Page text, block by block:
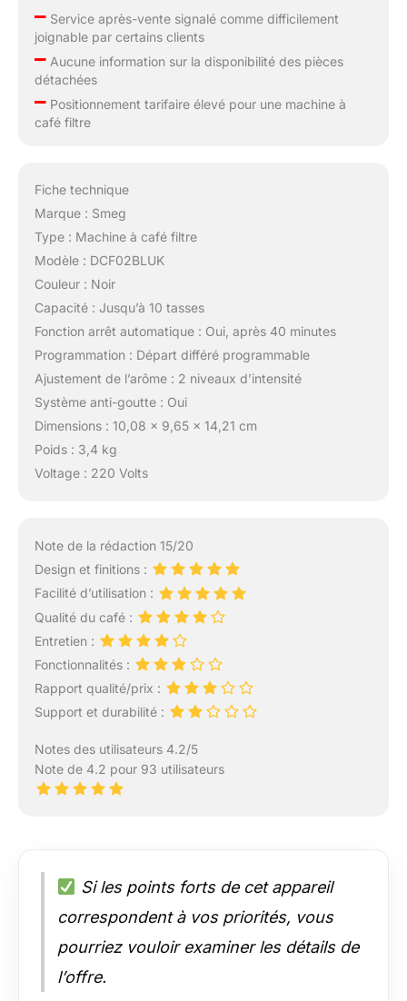
–Service après-vente signalé comme difficilement
joignable par certains clients
–Aucune information sur la disponibilité des pièces
détachées
–Positionnement tarifaire élevé pour une machine à
café filtre
Fiche technique
Marque : Smeg
Type : Machine à café filtre
Modèle : DCF02BLUK
Couleur : Noir
Capacité : Jusqu’à 10 tasses
Fonction arrêt automatique : Oui, après 40 minutes
Programmation : Départ différé programmable
Ajustement de l’arôme : 2 niveaux d’intensité
Système anti-goutte : Oui
Dimensions : 10,08 x 9,65 x 14,21 cm
Poids : 3,4 kg
Voltage : 220 Volts
Note de la rédaction 15/20
Design et finitions :
Facilité d’utilisation :
Qualité du café :
Entretien :
Fonctionnalités :
Rapport qualité/prix :
Support et durabilité :
Notes des utilisateurs 4.2/5
Note de 4.2 pour 93 utilisateurs
Si les points forts de cet appareil
correspondent à vos priorités, vous
pourriez vouloir examiner les détails de
l’offre.